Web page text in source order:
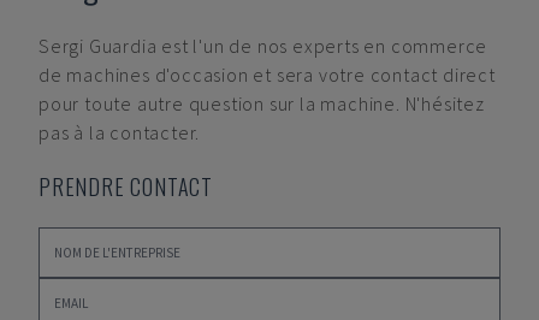
Sergi Guardia est l'un de nos experts en commerce
de machines d'occasion et sera votre contact direct
pour toute autre question sur la machine. N'hésitez
pas à la contacter.
PRENDRE CONTACT